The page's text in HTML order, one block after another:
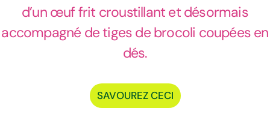
d’un œuf frit croustillant et désormais
accompagné de tiges de brocoli coupées en
dés.
SAVOUREZ CECI